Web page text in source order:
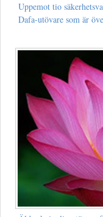
Uppemot tio
Dafa-utövare som är